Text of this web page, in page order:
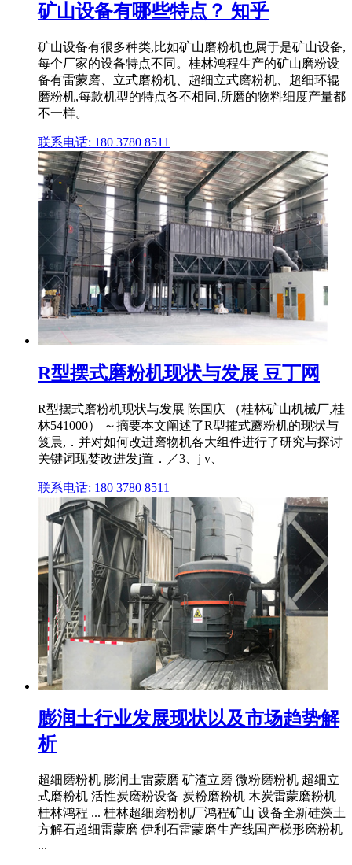
矿山设备有哪些特点？ 知乎
矿山设备有很多种类,比如矿山磨粉机也属于是矿山设备,
每个厂家的设备特点不同。桂林鸿程生产的矿山磨粉设
备有雷蒙磨、立式磨粉机、超细立式磨粉机、超细环辊
磨粉机,每款机型的特点各不相同,所磨的物料细度产量都
不一样。
联系电话: 180 3780 8511
R型摆式磨粉机现状与发展 豆丁网
R型摆式磨粉机现状与发展 陈国庆 （桂林矿山机械厂,桂
林541000） ～摘要本文阐述了R型攉式蘑粉机的现状与
笈晨,．并对如何改进磨物机各大组件进行了研究与探讨
关键词现婪改进发j置．／3、j v、
联系电话: 180 3780 8511
膨润土行业发展现状以及市场趋势解
析
超细磨粉机 膨润土雷蒙磨 矿渣立磨 微粉磨粉机 超细立
式磨粉机 活性炭磨粉设备 炭粉磨粉机 木炭雷蒙磨粉机
桂林鸿程 ... 桂林超细磨粉机厂鸿程矿山 设备全新硅藻土
方解石超细雷蒙磨 伊利石雷蒙磨生产线国产梯形磨粉机
...